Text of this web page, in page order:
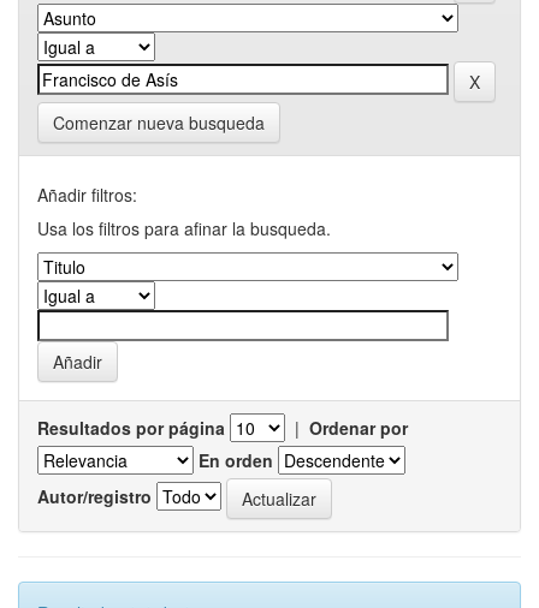
Comenzar nueva busqueda
Añadir filtros:
Usa los filtros para afinar la busqueda.
Resultados por página | Ordenar por
En orden
Autor/registro